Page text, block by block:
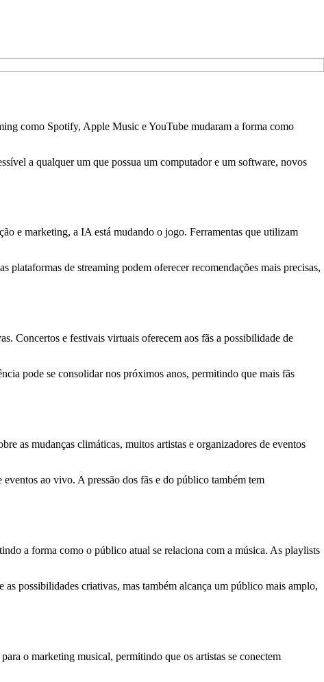
como Spotify, Apple Music e YouTube mudaram a forma como
a qualquer um que possua um computador e um software, novos
e marketing, a IA está mudando o jogo. Ferramentas que utilizam
de streaming podem oferecer recomendações mais precisas,
Concertos e festivais virtuais oferecem aos fãs a possibilidade de
pode se consolidar nos próximos anos, permitindo que mais fãs
as mudanças climáticas, muitos artistas e organizadores de eventos
ao vivo. A pressão dos fãs e do público também tem
a forma como o público atual se relaciona com a música. As playlists
possibilidades criativas, mas também alcança um público mais amplo,
o marketing musical, permitindo que os artistas se conectem